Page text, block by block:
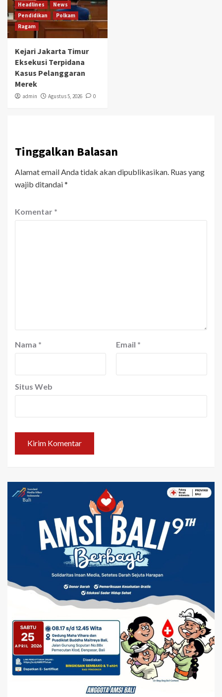
Headlines
News
Pendidikan
Polkam
Ragam
Kejari Jakarta Timur
Eksekusi Terpidana
Kasus Pelanggaran
Merek
admin Agustus 5, 2026 0
Tinggalkan Balasan
Alamat email Anda tidak akan dipublikasikan. Ruas yang
wajib ditandai*
Komentar *
Nama * Email *
Situs Web